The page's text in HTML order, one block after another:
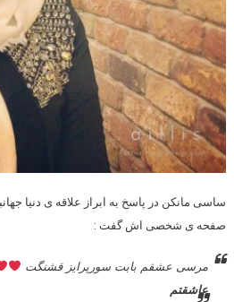
ساسی مانکن در پاسخ به ابراز علاقه ی دنیا
صفحه ی شخصی اش گفت :
مرسی عشقم بابت سورپرایز قشنگت
عاشقتم